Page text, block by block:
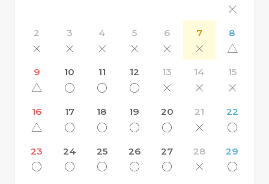
×
2
×
3
×
4
×
5
×
6
×
7
×
8
△
9
△
10
〇
11
〇
12
〇
13
×
14
×
15
×
16
△
17
〇
18
〇
19
〇
20
〇
21
×
22
〇
23
〇
24
〇
25
〇
26
〇
27
〇
28
×
29
〇